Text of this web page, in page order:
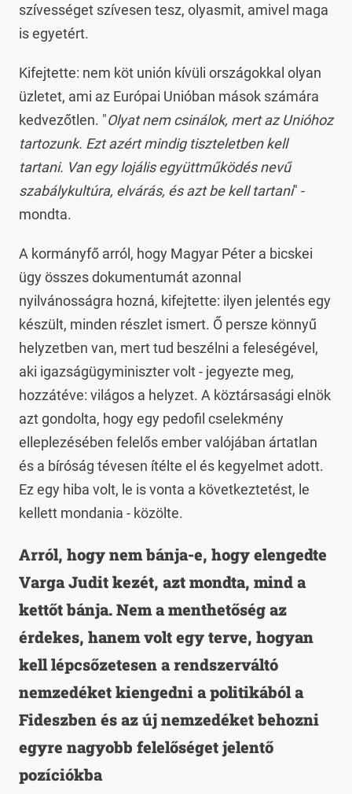
szívességet szívesen tesz, olyasmit, amivel maga
is egyetért.
Kifejtette: nem köt unión kívüli országokkal olyan
üzletet, ami az Európai Unióban mások számára
kedvezőtlen. "Olyat nem csinálok, mert az Unióhoz
tartozunk. Ezt azért mindig tiszteletben kell
tartani. Van egy lojális együttműködés nevű
szabálykultúra, elvárás, és azt be kell tartani" -
mondta.
A kormányfő arról, hogy Magyar Péter a bicskei
ügy összes dokumentumát azonnal
nyilvánosságra hozná, kifejtette: ilyen jelentés egy
készült, minden részlet ismert. Ő persze könnyű
helyzetben van, mert tud beszélni a feleségével,
aki igazságügyminiszter volt - jegyezte meg,
hozzátéve: világos a helyzet. A köztársasági elnök
azt gondolta, hogy egy pedofil cselekmény
elleplezésében felelős ember valójában ártatlan
és a bíróság tévesen ítélte el és kegyelmet adott.
Ez egy hiba volt, le is vonta a következtetést, le
kellett mondania - közölte.
Arról, hogy nem bánja-e, hogy elengedte
Varga Judit kezét, azt mondta, mind a
kettőt bánja. Nem a menthetőség az
érdekes, hanem volt egy terve, hogyan
kell lépcsőzetesen a rendszerváltó
nemzedéket kiengedni a politikából a
Fideszben és az új nemzedéket behozni
egyre nagyobb felelőséget jelentő
pozíciókba